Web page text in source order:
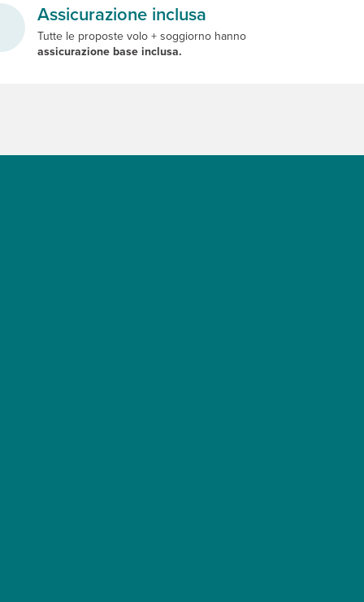
Assicurazione inclusa
Tutte le proposte volo + soggiorno hanno
assicurazione base inclusa.